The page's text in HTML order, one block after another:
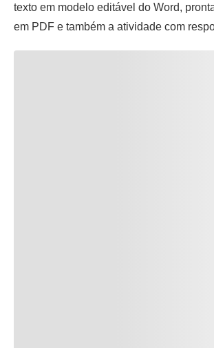
texto em modelo editável do Word,
em PDF e também a atividade com